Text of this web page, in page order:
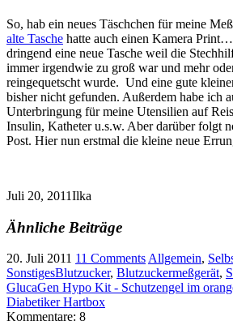
So, hab ein neues Täschchen für meine
alte Tasche hatte auch einen Kamera
dringend eine neue Tasche weil die
immer irgendwie zu groß war und mehr
reingequetscht wurde. Und eine gute
bisher nicht gefunden. Außerdem habe ich
Unterbringung für meine Utensilien auf
Insulin, Katheter u.s.w. Aber darüber folgt
Post. Hier nun erstmal die kleine neue
Juli 20, 2011Ilka
Ähnliche Beiträge
20. Juli 2011 11 Comments Allgemein,
SonstigesBlutzucker, Blutzuckermeßgerät,
GlucaGen Hypo Kit - Schutzengel im
Diabetiker Hartbox
Kommentare: 8